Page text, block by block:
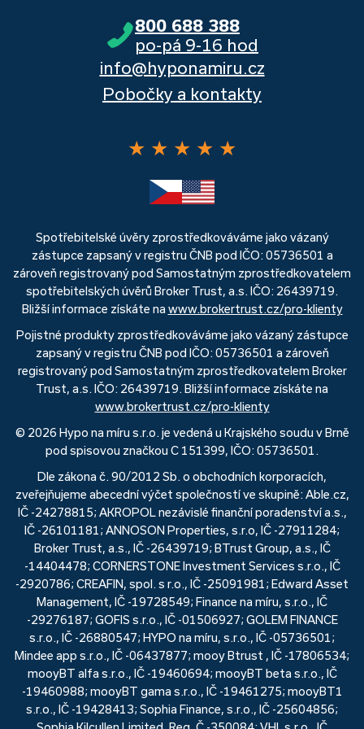
800 688 388
po-pá 9-16 hod
info@hyponamiru.cz
Pobočky a kontakty
★ ★ ★ ★ ★
Spotřebitelské úvěry zprostředkováváme jako vázaný
zástupce zapsaný v registru ČNB pod IČO: 05736501 a
zároveň registrovaný pod Samostatným zprostředkovatelem
spotřebitelských úvěrů Broker Trust, a.s. IČO: 26439719.
Bližší informace získáte na www.brokertrust.cz/pro-klienty
Pojistné produkty zprostředkováváme jako vázaný zástupce
zapsaný v registru ČNB pod IČO: 05736501 a zároveň
registrovaný pod Samostatným zprostředkovatelem Broker
Trust, a.s. IČO: 26439719. Bližší informace získáte na
www.brokertrust.cz/pro-klienty
© 2026 Hypo na míru s.r.o. je vedená u Krajského soudu v Brně
pod spisovou značkou C 151399, IČO: 05736501.
Dle zákona č. 90/2012 Sb. o obchodních korporacích,
zveřejňujeme abecední výčet společností ve skupině: Able.cz,
IČ -24278815; AKROPOL nezávislé finanční poradenství a.s.,
IČ -26101181; ANNOSON Properties, s.r.o, IČ -27911284;
Broker Trust, a.s., IČ -26439719; BTrust Group, a.s., IČ
-14404478; CORNERSTONE Investment Services s.r.o., IČ
-2920786; CREAFIN, spol. s r.o., IČ -25091981; Edward Asset
Management, IČ -19728549; Finance na míru, s.r.o., IČ
-29276187; GOFIS s.r.o., IČ -01506927; GOLEM FINANCE
s.r.o., IČ -26880547; HYPO na míru, s.r.o., IČ -05736501;
Mindee app s.r.o., IČ -06437877; mooy Btrust , IČ -17806534;
mooyBT alfa s.r.o., IČ -19460694; mooyBT beta s.r.o., IČ
-19460988; mooyBT gama s.r.o., IČ -19461275; mooyBT1
s.r.o., IČ -19428413; Sophia Finance, s.r.o., IČ -25604856;